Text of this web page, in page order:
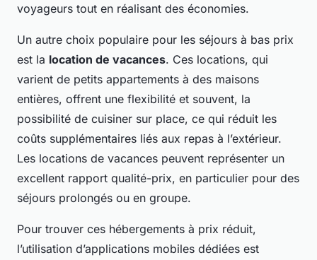
voyageurs tout en réalisant des économies.
Un autre choix populaire pour les séjours à bas prix
est la location de vacances. Ces locations, qui
varient de petits appartements à des maisons
entières, offrent une flexibilité et souvent, la
possibilité de cuisiner sur place, ce qui réduit les
coûts supplémentaires liés aux repas à l’extérieur.
Les locations de vacances peuvent représenter un
excellent rapport qualité-prix, en particulier pour des
séjours prolongés ou en groupe.
Pour trouver ces hébergements à prix réduit,
l’utilisation d’applications mobiles dédiées est